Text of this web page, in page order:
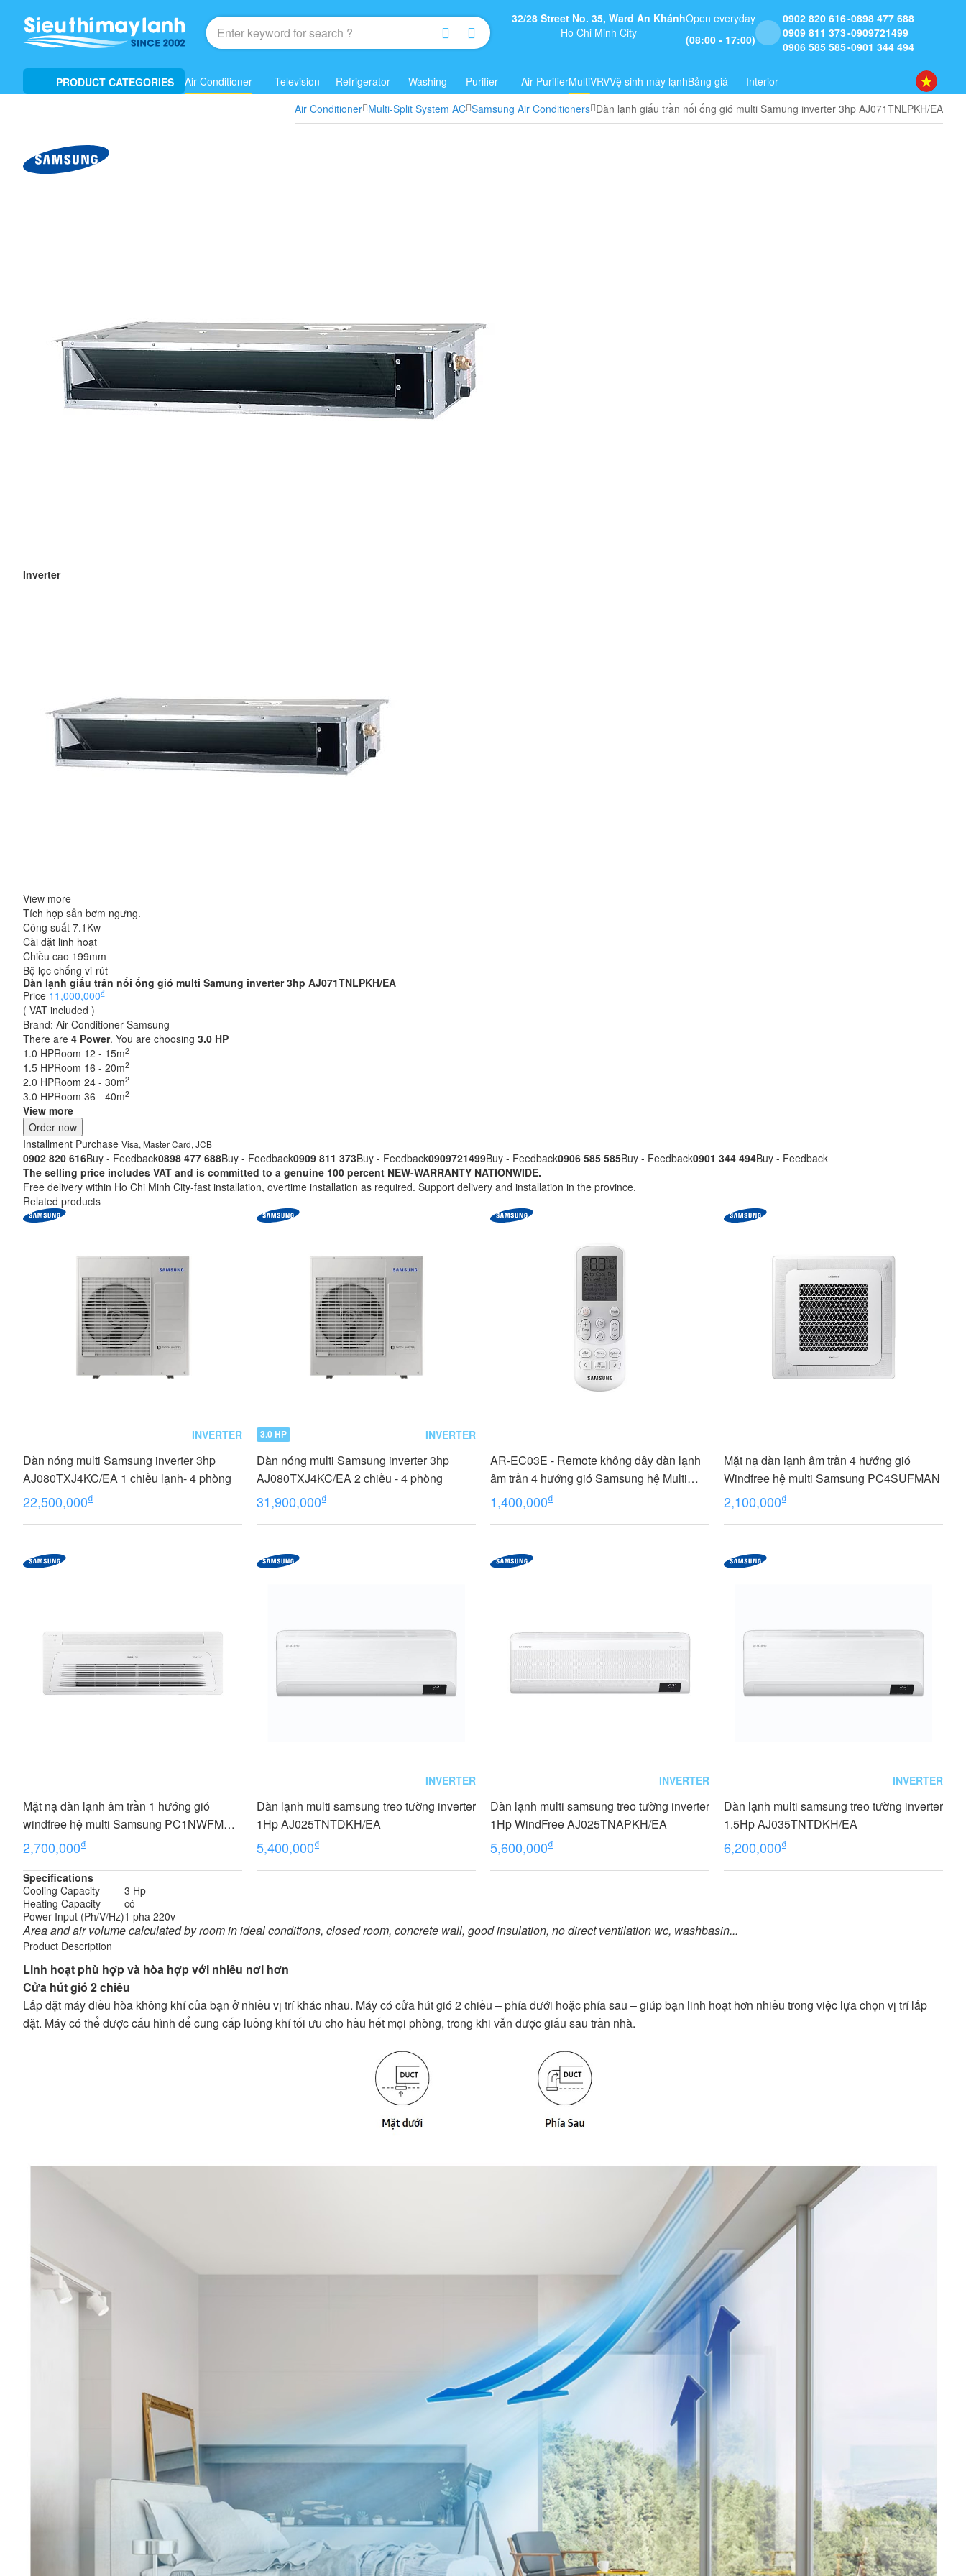
32/28 Street No. 35, Ward An Khánh
Ho Chi Minh City
Open everyday
(08:00 - 17:00)
0902 820 616 0898 477 688
0909 811 373 0909721499
0906 585 585 0901 344 494
PRODUCT CATEGORIES Air Conditioner Television Refrigerator Washing Purifier Air PurifierMultiVRVVệ sinh máy lạnhBảng giá
Interior
Air Conditioner Multi-Split System AC Samsung Air Conditioners Dàn lạnh giấu trần nối ống gió multi Samung inverter 3hp AJ071TNLPKH/EA
Inverter
View more
Tích hợp sẳn bơm ngưng.
Công suất 7.1Kw
Cài đặt linh hoạt
Chiều cao 199mm
Bộ lọc chống vi-rút
Dàn lạnh giấu trần nối ống gió multi Samung inverter 3hp AJ071TNLPKH/EA
Price 11,000,000₫
( VAT included )
Brand: Air Conditioner Samsung
There are 4 Power. You are choosing 3.0 HP
1.0 HPRoom 12 - 15m2
1.5 HPRoom 16 - 20m2
2.0 HPRoom 24 - 30m2
3.0 HPRoom 36 - 40m2
View more
Order now
Installment Purchase Visa, Master Card, JCB
0902 820 616Buy - Feedback0898 477 688Buy - Feedback0909 811 373Buy - Feedback0909721499Buy - Feedback0906 585 585Buy - Feedback0901 344 494Buy - Feedback
The selling price includes VAT and is committed to a genuine 100 percent NEW-WARRANTY NATIONWIDE.
Free delivery within Ho Chi Minh City-fast installation, overtime installation as required. Support delivery and installation in the province.
Related products
INVERTER
Dàn nóng multi Samsung inverter 3hp
AJ080TXJ4KC/EA 1 chiều lạnh- 4 phòng
22,500,000₫
3.0 HP INVERTER
Dàn nóng multi Samsung inverter 3hp
AJ080TXJ4KC/EA 2 chiều - 4 phòng
31,900,000₫
AR-EC03E - Remote không dây dàn lạnh
âm trần 4 hướng gió Samsung hệ Multi
FJM
1,400,000₫
Mặt nạ dàn lạnh âm trần 4 hướng gió
Windfree hệ multi Samsung PC4SUFMAN
2,100,000₫
Mặt nạ dàn lạnh âm trần 1 hướng gió
windfree hệ multi Samsung PC1NWFMAN
- 1 - 1.5Hp
2,700,000₫
INVERTER
Dàn lạnh multi samsung treo tường inverter
1Hp AJ025TNTDKH/EA
5,400,000₫
INVERTER
Dàn lạnh multi samsung treo tường inverter
1Hp WindFree AJ025TNAPKH/EA
5,600,000₫
INVERTER
Dàn lạnh multi samsung treo tường inverter
1.5Hp AJ035TNTDKH/EA
6,200,000₫
Specifications
Cooling Capacity
3 Hp
Heating Capacity
có
Power Input (Ph/V/Hz)1 pha 220v
Area and air volume calculated by room in ideal conditions, closed room, concrete wall, good insulation, no direct ventilation wc, washbasin...
Product Description
Linh hoạt phù hợp và hòa hợp với nhiều nơi hơn
Cửa hút gió 2 chiều
Lắp đặt máy điều hòa không khí của bạn ở nhiều vị trí khác nhau. Máy có cửa hút gió 2 chiều – phía dưới hoặc phía sau – giúp bạn linh hoạt hơn nhiều trong việc lựa chọn vị trí lắp
đặt. Máy có thể được cấu hình để cung cấp luồng khí tối ưu cho hầu hết mọi phòng, trong khi vẫn được giấu sau trần nhà.